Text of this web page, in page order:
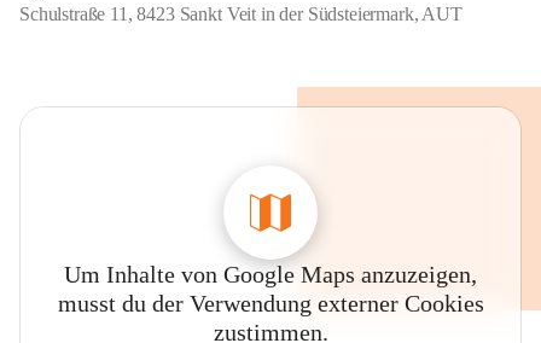
Schulstraße 11, 8423 Sankt Veit in der Südsteiermark, AUT
Um Inhalte von Google Maps anzuzeigen,
musst du der Verwendung externer Cookies
zustimmen.